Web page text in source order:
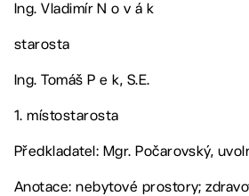
Ing. Vladimír N o v á k
starosta
Ing. Tomáš P e k, S.E.
1. místostarosta
Předkladatel: Mgr. Počarovský,
Anotace: nebytové prostory;